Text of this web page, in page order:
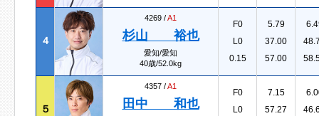
４
4269 /A1
杉山 裕也
愛知/愛知
40歳/52.0kg
F0
L0
0.15
5.79
37.00
57.00
５
4357 /A1
田中 和也
F0
L0
7.15
57.27